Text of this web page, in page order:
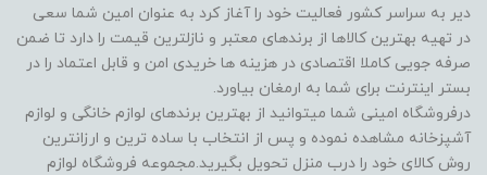
دیر به سراسر کشور فعالیت خود را آغاز کرد به عنوان امین شما سعی
در تهیه بهترین کالاها از برندهای معتبر و نازلترین قیمت را دارد تا ضمن
صرفه جویی کاملا اقتصادی در هزینه ها خریدی امن و قابل اعتماد را در
بستر اینترنت برای شما به ارمغان بیاورد.
درفروشگاه امینی شما میتوانید از بهترین برندهای لوازم خانگی و لوازم
آشپزخانه مشاهده نموده و پس از انتخاب با ساده ترین و ارزانترین
روش کالای خود را درب منزل تحویل بگیرید.مجموعه فروشگاه لوازم